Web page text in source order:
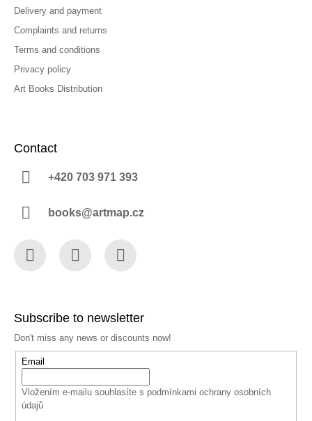
Delivery and payment
Complaints and returns
Terms and conditions
Privacy policy
Art Books Distribution
Contact
+420 703 971 393
books@artmap.cz
Subscribe to newsletter
Don't miss any news or discounts now!
Email
Vložením e-mailu souhlasíte s podmínkami ochrany osobních
údajů